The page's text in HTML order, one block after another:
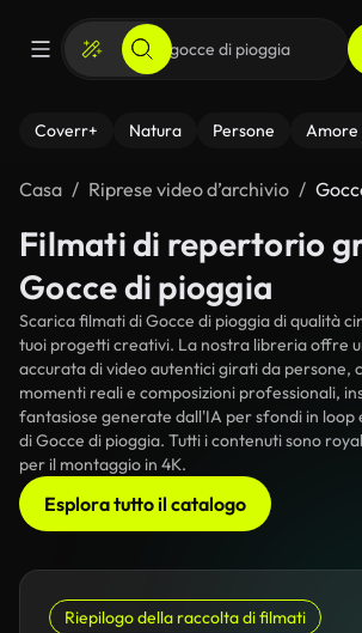
Coverr+ Natura Persone Amore
Casa Riprese video d’archivio
Filmati di repertorio
Gocce di pioggia
Scarica filmati di Gocce di pioggia di qualità
tuoi progetti creativi. La nostra libreria offre
accurata di video autentici girati da persone,
momenti reali e composizioni professionali,
fantasiose generate dall'IA per sfondi in loop
di Gocce di pioggia. Tutti i contenuti sono
per il montaggio in 4K.
Esplora tutto il catalogo
Riepilogo della raccolta di filmati